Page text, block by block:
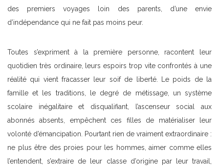
des premiers voyages loin des parents, d’une envie
d’indépendance qui ne fait pas moins peur.
Toutes s’expriment à la première personne, racontent leur
quotidien très ordinaire, leurs espoirs trop vite confrontés à une
réalité qui vient fracasser leur soif de liberté. Le poids de la
famille et les traditions, le degré de métissage, un système
scolaire inégalitaire et disqualifiant, l’ascenseur social aux
abonnés absents, empêchent ces filles de matérialiser leur
volonté d’émancipation. Pourtant rien de vraiment extraordinaire :
ne plus être des proies pour les hommes, aimer comme elles
l’entendent, s’extraire de leur classe d’origine par leur travail,